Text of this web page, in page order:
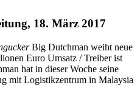
18. März 2017
Big Dutchman weiht neue
Euro Umsatz / Treiber ist
hat in dieser Woche seine
mit Logistikzentrum in Malaysia